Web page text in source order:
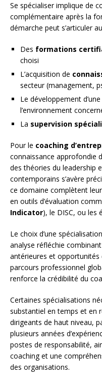
Se spécialiser implique de
complémentaire après la
démarche peut s’articuler
Des formations
choisi
L’acquisition de
secteur (management,
Le développement d’une
l’environnement
La supervision
Pour le coaching
connaissance approfondie
des théories du leadership
contemporains s’avère
ce domaine complètent
en outils d’évaluation
Indicator), le DISC, ou les
Le choix d’une
analyse réfléchie
antérieures et opportunités
parcours professionnel
renforce la crédibilité du
Certaines spécialisations
substantiel en temps et en
dirigeants de haut niveau,
plusieurs années
postes de responsabilité,
coaching et une
des organisations.